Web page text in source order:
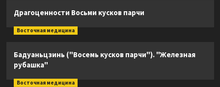
Драгоценности Восьми кусков парчи
Восточная медицина
Бадуаньцзинь ("Восемь кусков парчи"). "Железная
рубашка"
Восточная медицина